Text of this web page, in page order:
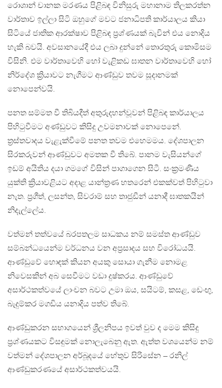
රොශාන් චානක මරණය පිළිබඳ විනිසුරු මහානාම තිලකරත්න
වාර්තාව ඉල්ලා සිටි ඔහුගේ මවට ජනාධිපති කාර්යාලය කියා
සිටියේ ජාතික ආරක්ෂාව පිළිබඳ ප්‍රශ්ණයක් බැවින් එය නොදිය
හැකි බවයි. අවසානයේදී එය ලබා දුන්නේ තොරතුරු කොමිසම
විසිනි. එම වාර්තාවෙහි හෝ වැළිකඩ ඝාතන වාර්තාවෙහි හෝ
නිර්දේශ ක්‍රියාවට නැගීමට ආණ්ඩුව තවම සූදානමක්
නොපෙන්වයි.
පනත සම්මත වී තිබියදීත් අතුරුදහන්වූවන් පිළිබඳ කාර්යාලය
පිහිටුවීමට අණ්ඩුවට කිසිදු උවමනාවක් නොපෙනේ.
ත්‍රස්තවාදය වැළැක්වීමේ පනත තවම එහෙමමය. දේශපාලන
සිරකරුවන් ආණ්ඩුවට අමතක වී තිබේ. පානම වැසියන්ගේ
ඉඩම් අයිතිය දයා ගමගේ විසින් පාගාගෙන සිටී. සංක්‍රමණීය
යුක්ති ක්‍රියාවළියට අදාළ යාන්ත්‍රණ හතරෙන් එකක්වත් පිහිටුවා
නැත. ප්‍රගීත්, ලසන්ත, සිවරාම් සහ තාජුඩීන් යනාදී ඝාතකයින්
නිදැල්ලේය.
වත්මන් තත්වයේ බරපතලම සාධකය නම් සමස්ත ආණ්ඩුව
සම්බන්ධයෙන්ම වර්ධනය වන අප්‍රසාදය සහ විරෝධයයි.
ආණ්ඩුවේ හොඳක් කියන අයකු සොයා ගැනීම නොමළ
නිවෙසකින් අබ සෙවීමට වඩා දුෂ්කරය. ආණ්ඩුවේ
අසාර්ථකත්වයේ ලාංචන බවට උමා ඔය, සයිටම්, කසළ, ඩෙංඟු,
බැදුම්කර මගඩිය යනාදිය පත්ව තිබේ.
ආණ්ඩුකරන සභාගයෙන් ශ්‍රීලනිපය ඉවත් වුව ද මෙම කිසිදු
ප්‍රශ්ණයකට විසඳුමක් නොලැබෙනු ඇත. ඇත්ත වශයෙන්ම නම්
වත්මන් දේශපාලන අර්බූදයේ හේතුව සිරිසේන – රනිල්
ආණ්ඩුකරණයේ අසාර්ථකත්වයයි.